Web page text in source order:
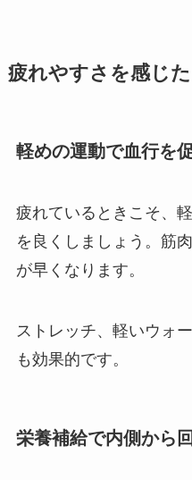
疲れやすさを感じ
軽めの運動で血行を
疲れているときこそ、
を良くしましょう。筋
が早くなります。
ストレッチ、軽いウォ
も効果的です。
栄養補給で内側から